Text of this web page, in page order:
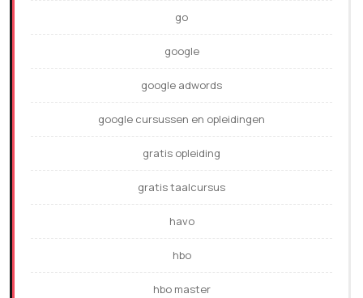
go
google
google adwords
google cursussen en opleidingen
gratis opleiding
gratis taalcursus
havo
hbo
hbo master